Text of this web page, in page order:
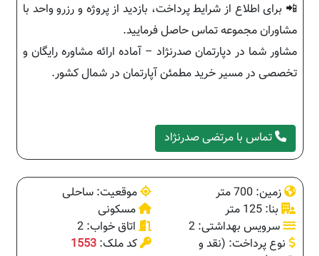
📲 برای اطلاع از شرایط پرداخت، بازدید از پروژه و رزرو واحد با
مشاوران مجموعه تماس حاصل فرمایید.
مشاور شما در دپارتمان صدرنژاد – آماده ارائه مشاوره رایگان و
تخصصی در مسیر خرید مطمئن آپارتمان در شمال کشور.
تماس با مرتضی صدرنژاد
زمین: 700 متر
موقعیت: ساحلی
بنا: 125 متر
مسکونی
سرویس بهداشتی: 2
اتاق خواب: 2
نوع پرداخت: (نقد و
کد ملک: 1553